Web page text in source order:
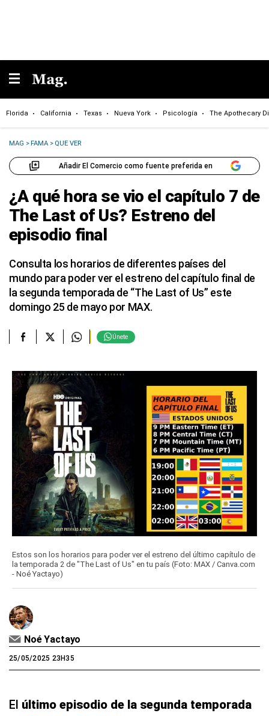
Florida California Texas Nueva York Psicología The Apothecary
MAG >FAMA > QUE VER
Añadir El Comercio como fuente preferida en
¿A qué hora se vio el capítulo 7 de
The Last of Us? Estreno del
episodio final
Consulta los horarios de diferentes países del
mundo para poder ver el estreno del capítulo final de
la segunda temporada de “The Last of Us” este
domingo 25 de mayo por MAX.
Únete
Estos son los horarios para poder ver el estreno del último capítulo de
la temporada 2 de "The Last of Us" en tu país (Foto: MAX / Canva.com
- Noé Yactayo)
Noé Yactayo
25/05/2025 23H35
El último episodio de la segunda temporada